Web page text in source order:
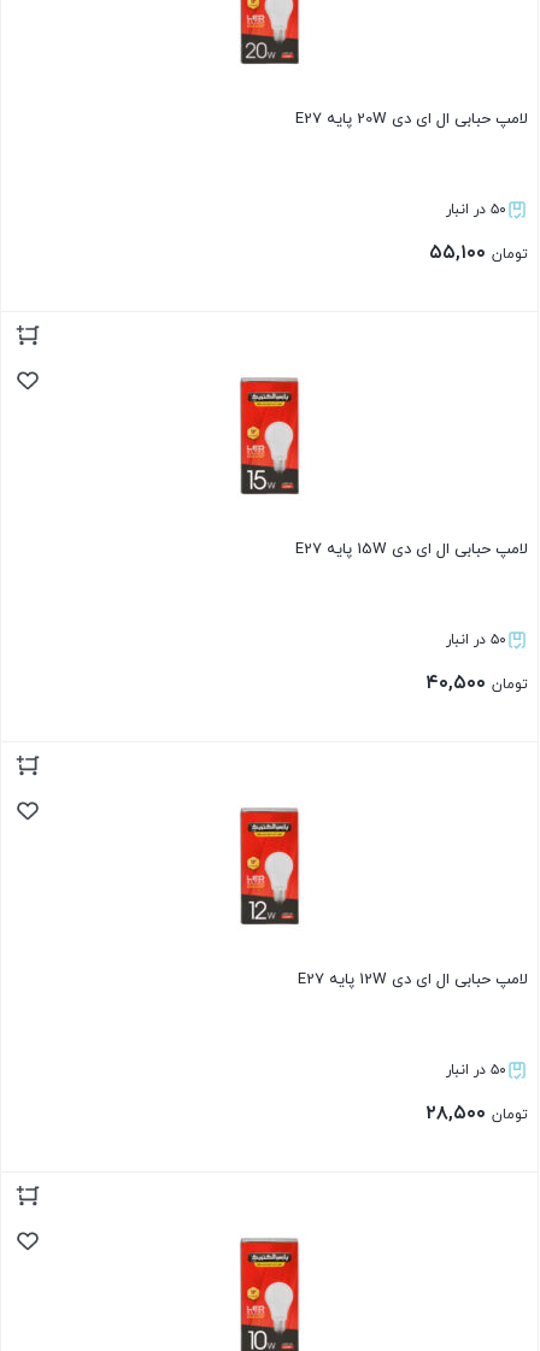
لامپ حبابی ال ای دی 20W پایه E27
۵۰ در انبار
تومان
لامپ حبابی ال ای دی 15W پایه E27
۵۰ در انبار
تومان
لامپ حبابی ال ای دی 12W پایه E27
۵۰ در انبار
تومان